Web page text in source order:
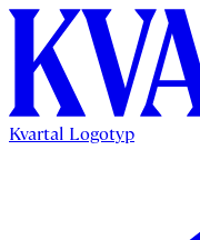
Kvartal Logotyp